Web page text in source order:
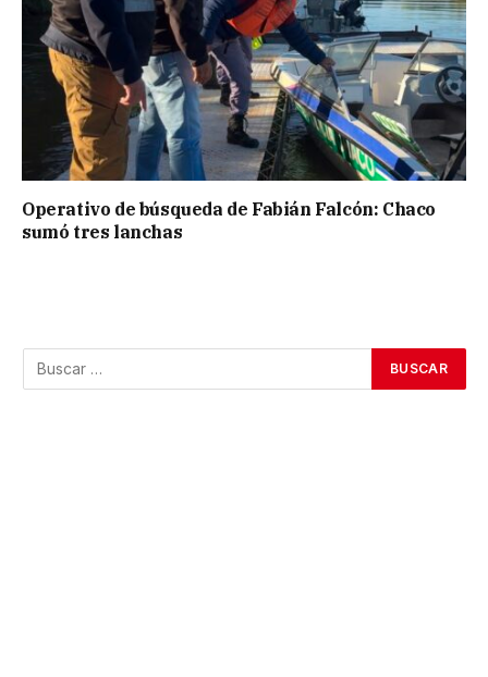
Operativo de búsqueda de Fabián Falcón: Chaco
sumó tres lanchas